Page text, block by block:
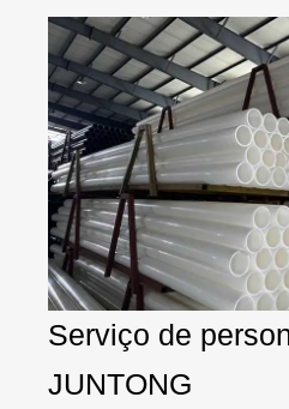
Serviço de
JUNTONG